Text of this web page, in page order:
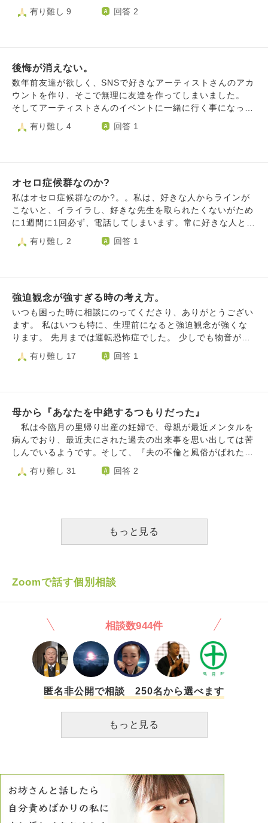
た日)には毎年水子供養ができるお寺に足を運んでいます
が、そこでなんと言葉をかけたらよいのか、正解が分からず
のお相手とは別の方と結婚をし、現在27歳となり、子供を授
かりたいと強く思うようになりました。 ですがやはり私が
授かりたいと願うのは身勝手だろう、もし授かれたとしても
私の過去の行いのせいで子供が健康な状態で生まれてこれな
のような行動、考え方をしていけばよいでしょうか。
有り難し 9 回答 2
後悔が消えない。
数年前友達が欲しく、SNSで好きなアーティストさんのアカ
ウントを作り、そこで無理に友達を作ってしまいました。
そしてアーティストさんのイベントに一緒に行く事になった
のですが、正直馬が合わずぎこちなく接してしまい、その後
は自分から距離を置いてしまいました。 ですがアーティス
に行きたくても行きづらくなってしまいました。 当時は
「人生を楽しくしなきゃ」という気持ちがあった為、無理に
内気な自分を押し殺しつつ、積極的な自分を演じてしまって
いました。今は本当に自分のやりたい事をやればよかったと
イベントに行けるのでしょうか。
有り難し 4 回答 1
オセロ症候群なのか?
私はオセロ症候群なのか?。。私は、好きな人からラインが
こないと、イライラし、好きな先生を取られたくないがため
に1週間に1回必ず、電話してしまいます。常に好きな人とら
れるのではないかと考えてしまいます
有り難し 2 回答 1
強迫観念が強すぎる時の考え方。
いつも困った時に相談にのってくださり、ありがとうござい
ます。 私はいつも特に、生理前になると強迫観念が強くな
ります。 先月までは運転恐怖症でした。 少しでも物音がし
たり、歩行者や自転車が横を通過（私が徐行や停車中で）す
るだけで、当たってしまったかも…当て逃げになってしまっ
繕費を請求されるんじゃないか、これ以上傷つけたらどうし
よう、住むのが怖い…と、頭の中がぐるぐるしています。
退去時に考えればいいことを、まだ引っ越す予定もないのに
考えてしまっています…。 どういう考え方をしたら良いで
有り難し 17 回答 1
母から『あなたを中絶するつもりだった』
私は今臨月の里帰り出産の妊婦で、母親が最近メンタルを
病んでおり、最近夫にされた過去の出来事を思い出しては苦
しんでいるようです。そして、『夫の不倫と風俗がばれたと
き、あなたを妊娠していたから中絶して離婚すると言った』
『それを夫に言ったら中絶はいいが離婚はしないでと言わ
だから嫌だけど聞かなければ、と思っていた過去がありま
に『中絶して離婚』というワードを今私に言うことがすごい
傷付いた、というと、『お父さんがいいって言ったんだけ
ないって言うの？私だけ苦しい、というと、『お姉ちゃんに
も言おうと思ってたよ』と言われました。 私だけ父親
の愚痴を２０年も聞かされ、流産をしたときにも言われ、ず
っと苦しんでいるというのに、それが全く伝わっていなく、
絶望しました。そして私は十分傷付いているのに、姉にも言
うのかと無神経にも程があると絶句しました。 そして
れました。 母は、まだ私が傷付いた理由が『中絶を自分
から言い出したという過去を、流産を経験した臨月の妊婦に
に、母親はわかってないのでしょうか？ 母親に勇気を振
り絞って傷付いたことを言ったのに、伝わっていない気がし
て怒りを感じます。 そして、他の兄弟には言わず、私だ
けに言ってきたことがすごく不公平で苦しいです 。 そ
有り難し 31 回答 2
もっと見る
Zoomで話す個別相談
相談数944件
匿名非公開で相談 250名から選べます
もっと見る